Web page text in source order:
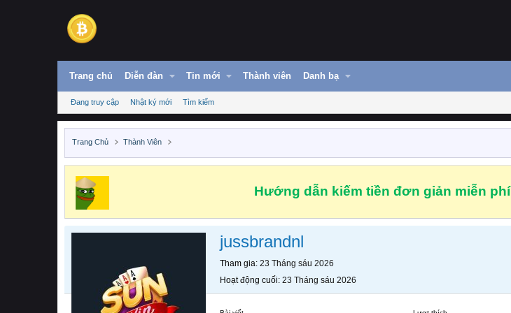
Trang chủ Diễn đàn Tin mới Thành viên Danh bạ
Đang truy cập Nhật ký mới Tìm kiếm
Trang Chủ Thành Viên
Hướng dẫn kiếm tiền đơn giản miễn phí
jussbrandnl
Tham gia 23 Tháng sáu 2026
Hoạt động cuối 23 Tháng sáu 2026